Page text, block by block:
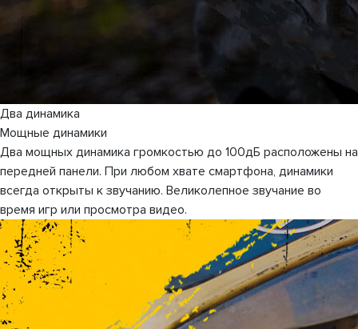
Два динамика
Мощные динамики
Два мощных динамика громкостью до 100дБ расположены на
передней панели. При любом хвате смартфона, динамики
всегда открыты к звучанию. Великолепное звучание во
время игр или просмотра видео.